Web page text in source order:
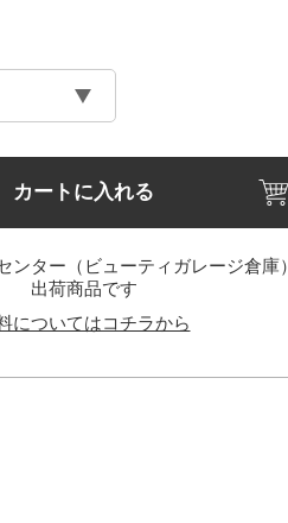
カートに入れる
ンター（ビューティガレージ倉庫）
出荷商品です
についてはコチラから